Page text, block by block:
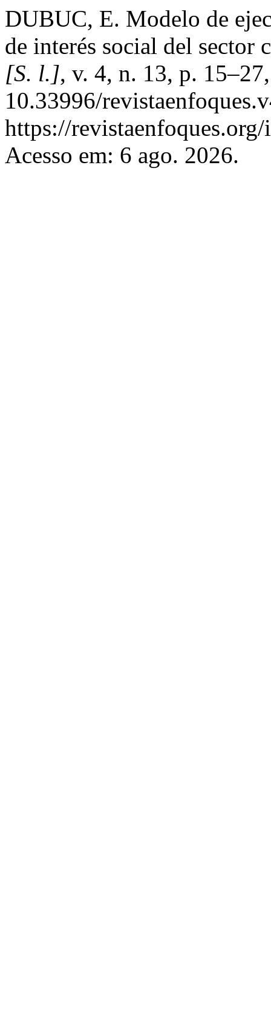
DUBUC, E. Modelo de
de interés social del sector
[S. l.], v. 4, n. 13, p.
10.33996/
https://
Acesso em: 6 ago. 2026.